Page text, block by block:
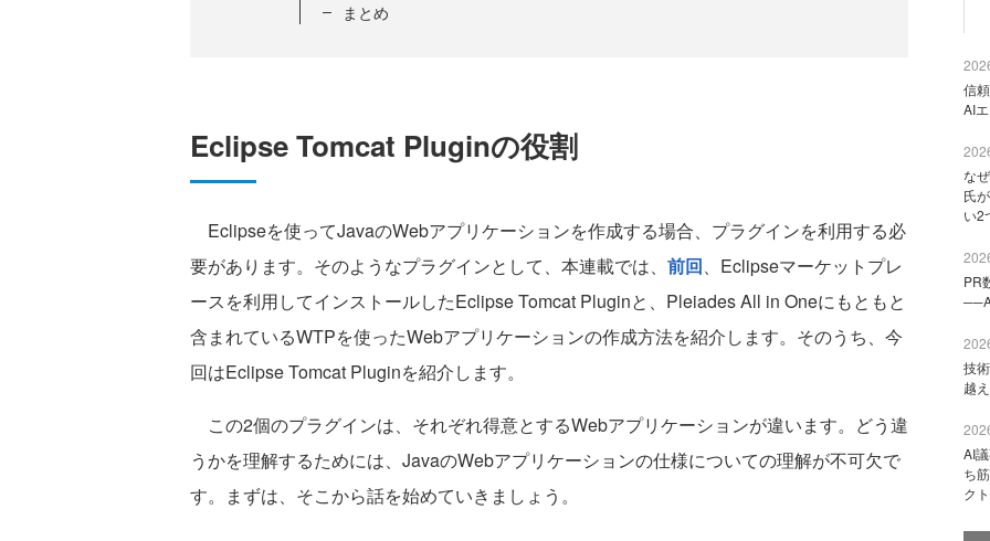
まとめ
Eclipse Tomcat Pluginの役割
Eclipseを使ってJavaのWebアプリケーションを作成する場合、プラグインを利用する必
要があります。そのようなプラグインとして、本連載では、 前回、Eclipseマーケットプレ
ースを利用してインストールしたEclipse Tomcat Pluginと、Pleiades All in Oneにもともと
含まれているWTPを使ったWebアプリケーションの作成方法を紹介します。そのうち、今
回はEclipse Tomcat Pluginを紹介します。
この2個のプラグインは、それぞれ得意とするWebアプリケーションが違います。どう違
うかを理解するためには、JavaのWebアプリケーションの仕様についての理解が不可欠で
す。まずは、そこから話を始めていきましょう。
信
AI
な
氏
い2
PR
技
越
AI
ち
ク